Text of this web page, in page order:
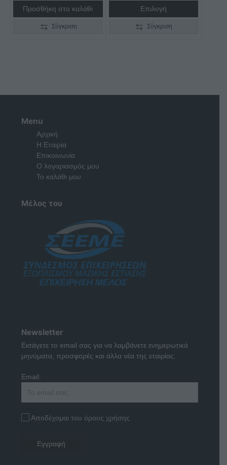
Προσθήκη στο καλάθι
Σύγκριση
Επιλογή
Σύγκριση
Menu
Αρχική
Η Εταιρία
Επικοινωνία
Ο λογαριασμός μου
Το καλάθι μου
Μέλος του
Newsletter
Εισάγετε το email σας για να λαμβάνετε ενημερωτικά
μηνύματα, προσφορές και άλλα νέα της εταιρίας.
Email:
Αποδέχομαι του όρους χρήσης